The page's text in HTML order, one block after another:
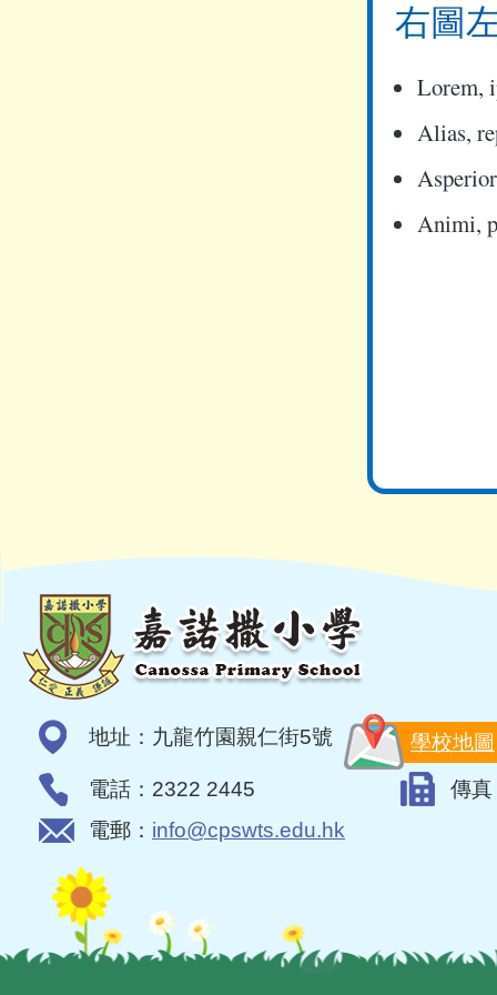
右圖
Lorem,
Alias,
Animi,
地址：九龍竹園親仁街5號
學校地圖
電話：2322 2445
傳
電郵： info@cpswts.edu.hk